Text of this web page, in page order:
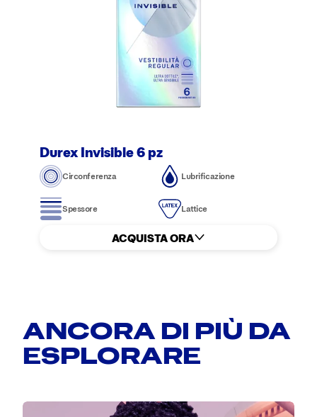
Durex Invisible 6 pz
Circonferenza Lubrificazione
Spessore Lattice
ACQUISTA ORA
ANCORA DI PIÙ DA
ESPLORARE